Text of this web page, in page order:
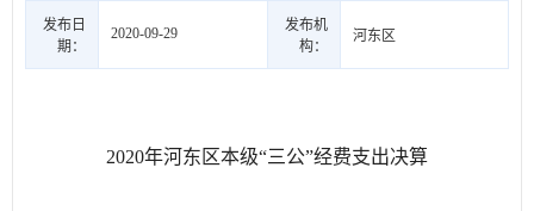
发布日
期：
2020-09-29
发布机
构：
河东区
2020年河东区本级“三公”经费支出决算